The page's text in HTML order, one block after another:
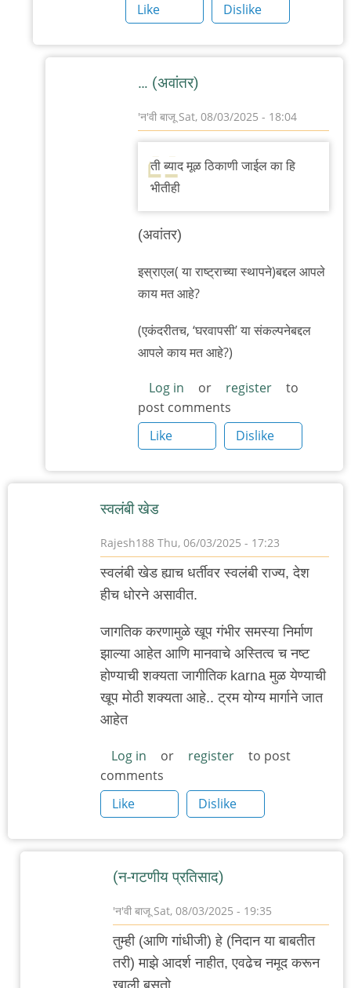
by
'न'वी
बाजू
Like
Dislike
… (अवांतर)
'न'वी बाजू Sat, 08/03/2025 - 18:04
In
reply
to
मनोरंजन
आहेच
पण
ती…
सामान्य
ती ब्याद मूळ ठिकाणी जाईल का हि
भीतीही
(अवांतर)
इस्राएल( या राष्ट्राच्या स्थापने)बद्दल आपले
काय मत आहे?
(एकंदरीतच, ‘घरवापसी’ या संकल्पनेबद्दल
आपले काय मत आहे?)
Log in or register
to
post comments
Like
Dislike
स्वलंबी खेड
Rajesh188 Thu, 06/03/2025 - 17:23
स्वलंबी खेड ह्याच धर्तीवर स्वलंबी राज्य, देश
हीच धोरने असावीत.
जागतिक करणामुळे खूप गंभीर समस्या निर्माण
झाल्या आहेत आणि मानवाचे अस्तित्व च नष्ट
होण्याची शक्यता जागीतिक karna मुळ येण्याची
खूप मोठी शक्यता आहे.. ट्रम योग्य मार्गाने जात
आहेत
Log in or register
to post
comments
Like
Dislike
(न-गटणीय प्रतिसाद)
'न'वी बाजू Sat, 08/03/2025 - 19:35
In
reply
तुम्ही (आणि गांधीजी) हे (निदान या बाबतीत
तरी) माझे आदर्श नाहीत, एवढेच नमूद करून
खाली बसतो.